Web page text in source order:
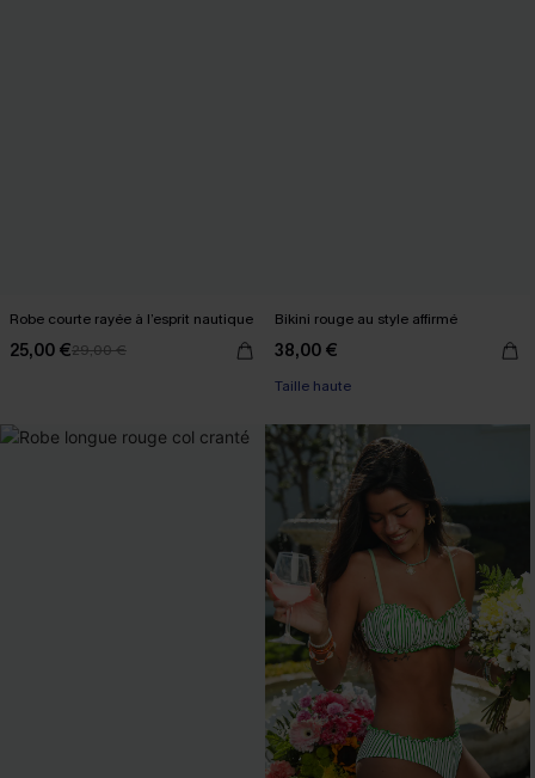
Robe courte rayée à l’esprit nautique
25,00 €29,00 €
Bikini rouge au style affirmé
38,00 €
Taille haute